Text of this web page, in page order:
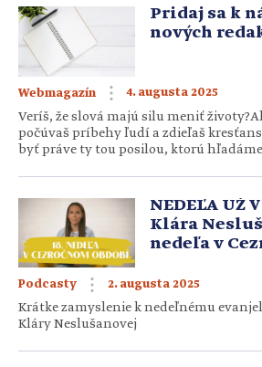
z klietky našich škatuliek a
sme si zvykli, že prívlastok
alebo spoločenstvo, ktoré by sme
[…]
Pridaj sa k
nových
Webmagazín 4. augusta 2025
Veríš, že slová majú silu meniť
počúvaš príbehy ľudí a zdieľaš
byť práve ty tou posilou, ktorú
služba, misia aj možnosť inšpirovať
teba očakávame: CV s fotografiou –
NEDEĽA UŽ
Klára
nedeľa v
Podcasty 2. augusta 2025
Krátke zamyslenie k nedeľnému
Kláry Neslušanovej